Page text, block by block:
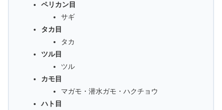
ペリカン目
サギ
タカ目
タカ
ツル目
ツル
カモ目
マガモ・潜水ガモ・ハクチョウ
ハト目